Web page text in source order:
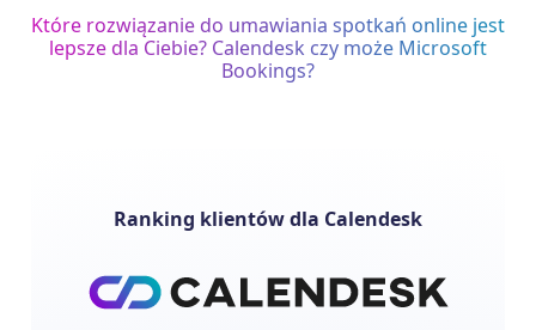
Które rozwiązanie do umawiania spotkań online jest
lepsze dla Ciebie? Calendesk czy może Microsoft
Bookings?
Ranking klientów dla Calendesk